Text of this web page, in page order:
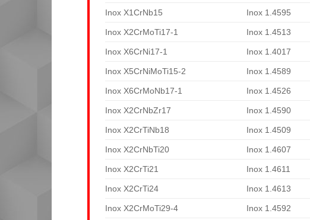
Inox X1CrNb15 Inox 1.4595
Inox X2CrMoTi17-1 Inox 1.4513
Inox X6CrNi17-1 Inox 1.4017
Inox X5CrNiMoTi15-2 Inox 1.4589
Inox X6CrMoNb17-1 Inox 1.4526
Inox X2CrNbZr17 Inox 1.4590
Inox X2CrTiNb18 Inox 1.4509
Inox X2CrNbTi20 Inox 1.4607
Inox X2CrTi21 Inox 1.4611
Inox X2CrTi24 Inox 1.4613
Inox X2CrMoTi29-4 Inox 1.4592